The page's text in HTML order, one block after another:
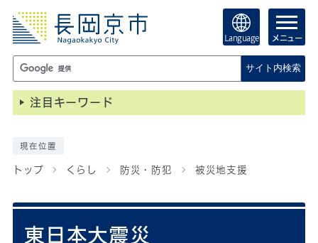
Language メニュー
サイト内検索
注目キーワード
現在位置
トップ くらし 防災・防犯 被災地支援
東日本大震災